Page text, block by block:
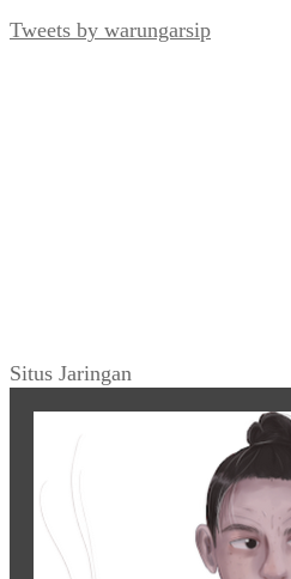
Tweets by warungarsip
Situs Jaringan